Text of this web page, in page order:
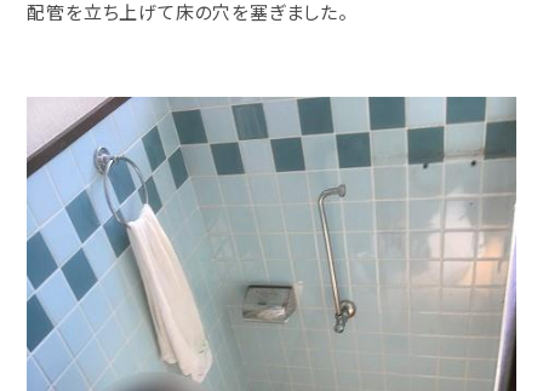
配管を立ち上げて床の穴を塞ぎました。